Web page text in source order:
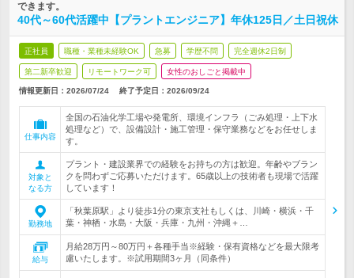
できます。
40代～60代活躍中【プラントエンジニア】年休125日／土日祝休
正社員 職種・業種未経験OK 急募 学歴不問 完全週休2日制
第二新卒歓迎 リモートワーク可 女性のおしごと掲載中
情報更新日：2026/07/24 終了予定日： 2026/09/24
仕事内容
全国の石油化学工場や発電所、環境インフラ（ごみ処理・上下水
処理など）で、設備設計・施工管理・保守業務などをお任せしま
す。
対象と
なる方
プラント・建設業界での経験をお持ちの方は歓迎。年齢やブラン
クを問わずご応募いただけます。65歳以上の技術者も現場で活躍
しています！
勤務地
「秋葉原駅」より徒歩1分の東京支社もしくは、川崎・横浜・千
葉・神栖・水島・大阪・兵庫・九州・沖縄＋…
給与
月給28万円～80万円＋各種手当※経験・保有資格などを最大限考
慮いたします。※試用期間3ヶ月（同条件）